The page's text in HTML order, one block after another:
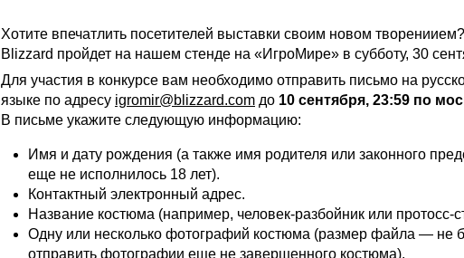
Хотите впечатлить посетителей выставки своим новом
Blizzard пройдет на нашем стенде на «ИгроМире» в субботу, 30
Для участия в конкурсе вам необходимо отправить письмо на
языке по адресу igromir@blizzard.com до 10 сентября, 23:59 по
В письме укажите следующую информацию:
Имя и дату рождения (а также имя родителя или законного
еще не исполнилось 18 лет).
Контактный электронный адрес.
Название костюма (например, человек-разбойник или протосс-
Одну или несколько фотографий костюма (размер файла — не
отправить фотографии еще не завершенного костюма).